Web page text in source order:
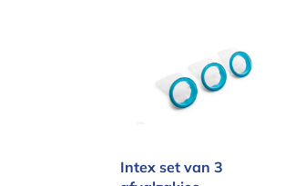
Intex set van 3